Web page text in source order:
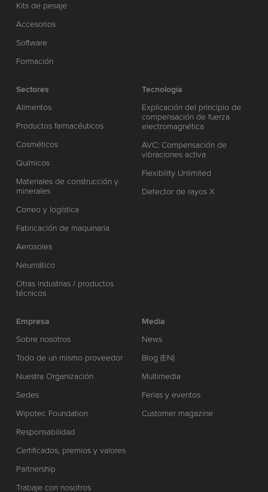
Kits de pesaje
Accesorios
Software
Formación
Sectores
Alimentos
Productos farmacéuticos
Cosméticos
Químicos
Materiales de construcción y
minerales
Correo y logística
Fabricación de maquinaria
Aerosoles
Neumático
Otras industrias / productos
técnicos
Tecnología
Explicación del principio de
compensación de fuerza
electromagnética
AVC: Compensación de
vibraciones activa
Flexibility Unlimited
Detector de rayos X
Empresa
Sobre nosotros
Todo de un mismo proveedor
Nuestra Organización
Sedes
Wipotec Foundation
Responsabilidad
Certificados, premios y valores
Partnership
Trabaje con nosotros
Media
News
Blog (EN)
Multimedia
Ferias y eventos
Customer magazine